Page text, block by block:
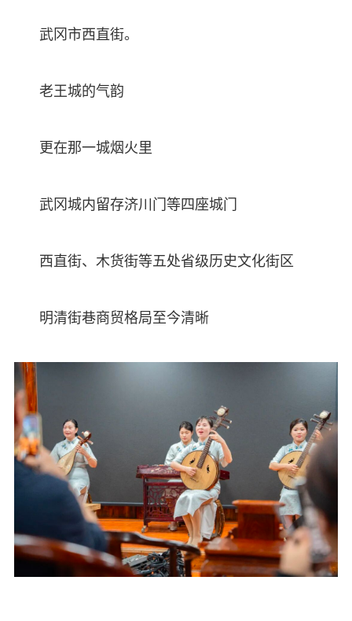
武冈市西直街。
老王城的气韵
更在那一城烟火里
武冈城内留存济川门等四座城门
西直街、木货街等五处省级历史文化街区
明清街巷商贸格局至今清晰